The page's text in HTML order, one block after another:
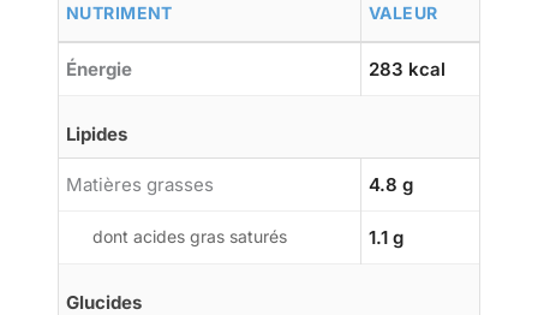
NUTRIMENT VALEUR
Énergie 283 kcal
Lipides
Matières grasses 4.8 g
dont acides gras saturés 1.1 g
Glucides